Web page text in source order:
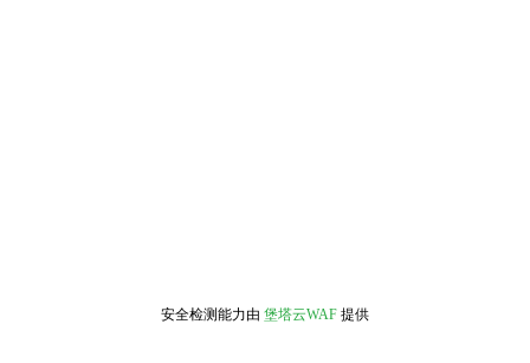
安全检测能力由 堡塔云WAF 提供